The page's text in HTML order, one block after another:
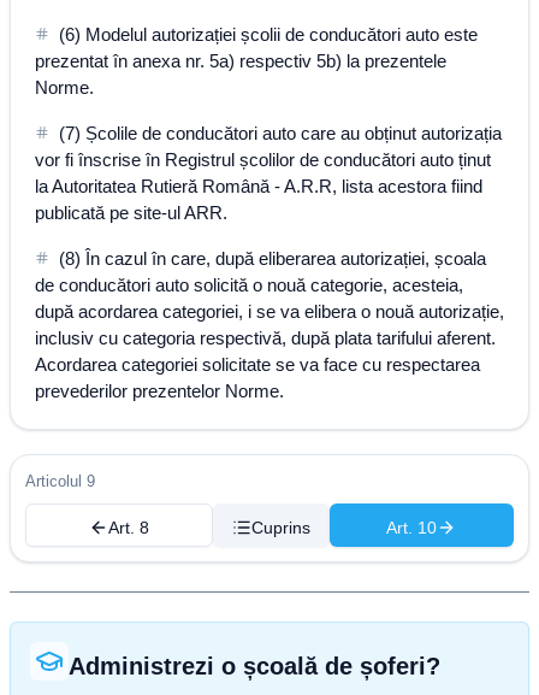
(6) Modelul autorizației școlii de conducători auto este
prezentat în anexa nr. 5a) respectiv 5b) la prezentele
Norme.
(7) Școlile de conducători auto care au obținut autorizația
vor fi înscrise în Registrul școlilor de conducători auto ținut
la Autoritatea Rutieră Română - A.R.R, lista acestora fiind
publicată pe site-ul ARR.
(8) În cazul în care, după eliberarea autorizației, școala
de conducători auto solicită o nouă categorie, acesteia,
după acordarea categoriei, i se va elibera o nouă autorizație,
inclusiv cu categoria respectivă, după plata tarifului aferent.
Acordarea categoriei solicitate se va face cu respectarea
prevederilor prezentelor Norme.
Articolul 9
Art. 8 Cuprins Art. 10
Administrezi o școală de șoferi?